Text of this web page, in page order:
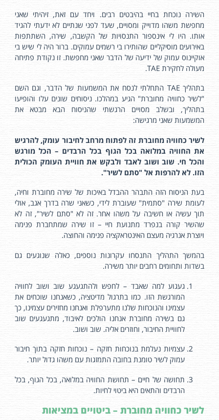
השירה נוכחת בחיי בהיבטים רבים. ויחד עם זאת, זיהיתי שאני
מחפשת משהו מדוייק ומסויים, שעד לפני שנתיים לא ידעתי להגיד
אותו. היו לי אינספור התנסויות של הקשבה, שירה, השתתפות
באירועים מוסיקליים שהותירו בי רשמים עמוקים. ברור היה לי שיש בי
אוקיינוס עמוק של ידיעה של הדבר שאני מחפשת. זו נקודת פתיחה
מעולה לחקירת TAE.
בתהליך TAE התחלתי לנסח את המשמעות של הדבר, וגם השם
"לשיר כחוויה מחוברת" הגיע במהלכו. ניסוחים שונים עלו והופיעו
בתהליך, ובשלב מסויים הרגשתי שהניסוח הבא מבטא את
המשמעות שאני מרגישה:
לשיר כחוויה מחוברת זה לפתוח מרחב לחיבור עומק, להרגיש
את החוויה במלואה בכל הגוף בכל הרבדים – הכל מורגש
והכל חי. שוב ושוב לאבד ולבקש את חוויית העומק הכולית
הזו. לא להרפות אל "סתם לשיר".
בעת הניסוח הזה התבהר ההבדל באיכות של שירה מחוברת וחיה,
לעומת שירה "סתמית" שעוברת לידי, כשאני שרה בדרך אגב, אולי
תוך עשיה או חשיבה על משהו אחר. זה לא "סתם לשיר", זה לא
שהשיר קורה בנפרד מתנועת חיי – זו שירה שמתחברת פנימה
ויוצרת אנרגיה מעצם האינטראקציה פנימה והחוצה.
בהמשך התהליך התנסחו עקרונות נוספים, כאלה שנוגעים גם
בשדות ותחומים רחבים יותר משירה.
געגוע למה שאבד – לחפש ולהתגעגע שוב ושוב לחוויה
המורגשת הזו. כמו בתרגול מדיטציה, כשאנחנו שוכחים את
עצמינו והנוכחות שלנו מתערפלת ואנחנו מחזירים עצמינו, כך
גם בשירה מחוברת אנחנו הולכים לאיבוד, מתגעגעים שוב
לחוויית החיבור, וחוזרים אליה. שוב ושוב.
עצמיות נעלמת בנוכחות חזקה – נוכחות חזקה בתוך חיבור
עמוק לשיר טומנת בחובה התמזגות עם משהו גדול יותר.
תחושה של חיים – תחושת החוויה במלואה, בכל הגוף, בכל
הרבדים והתאים היא ביטוי לחיות.
לשיר כחוויה מחוברת – ביטויים במציאות